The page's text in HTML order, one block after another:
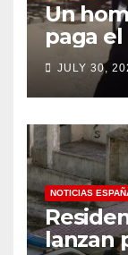
Un
paga
a un
Pundit
JULY 30,
NOTICIAS
lanzan